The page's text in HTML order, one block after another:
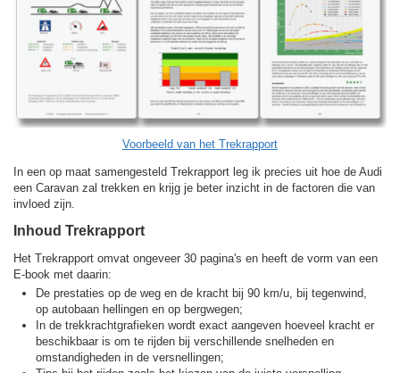
Voorbeeld van het Trekrapport
In een op maat samengesteld Trekrapport leg ik precies uit hoe de Audi
een Caravan zal trekken en krijg je beter inzicht in de factoren die van
invloed zijn.
Inhoud Trekrapport
Het Trekrapport omvat ongeveer 30 pagina's en heeft de vorm van een
E-book met daarin:
De prestaties op de weg en de kracht bij 90 km/u, bij tegenwind,
op autobaan hellingen en op bergwegen;
In de trekkracht­grafieken wordt exact aangeven hoeveel kracht er
beschikbaar is om te rijden bij verschillende snelheden en
omstandigheden in de versnellingen;